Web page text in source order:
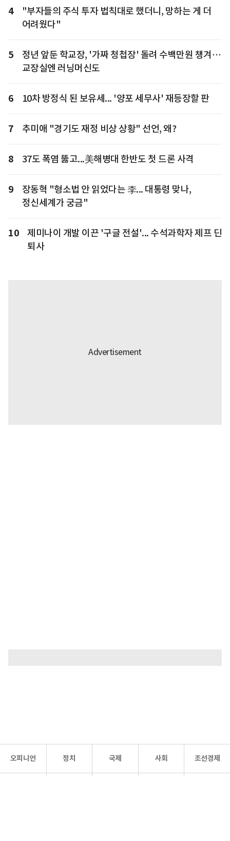
4
"부자들의 주식 투자 법칙대로 했더니, 망하는 게 더
어려웠다"
5
정년 앞둔 학교장, '가짜 청첩장' 돌려 수백만원 챙겨…
교장실엔 러닝머신도
6 10차 방정식 된 보유세... '양포 세무사' 재등장할 판
7 추미애 "경기도 재정 비상 상황" 선언, 왜?
8 37도 폭염 뚫고...美해병대 한반도 첫 드론 사격
9
장동혁 "형소법 안 읽었다는 李... 대통령 맞나,
정신세계가 궁금"
10
제미나이 개발 이끈 '구글 전설'... 수석과학자 제프 딘
퇴사
오피니언 정치 국제 사회 조선경제